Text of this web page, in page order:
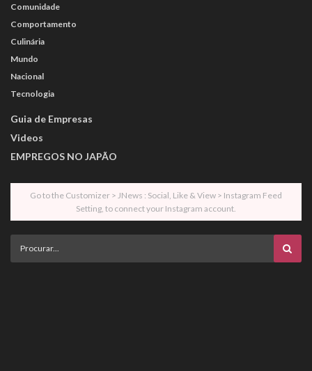
Comunidade
Comportamento
Culinária
Mundo
Nacional
Tecnologia
Guia de Empresas
Videos
EMPREGOS NO JAPÃO
Go to the Customizer > JNews : Social, Like & View > Instagram Feed
Setting, to connect your Instagram account.